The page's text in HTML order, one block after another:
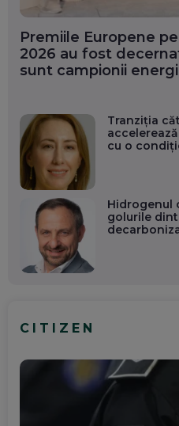
Premiile Europene
2026 au fost
sunt campionii
Tranziția
cu o
Hidrogenul
golurile
CITIZEN